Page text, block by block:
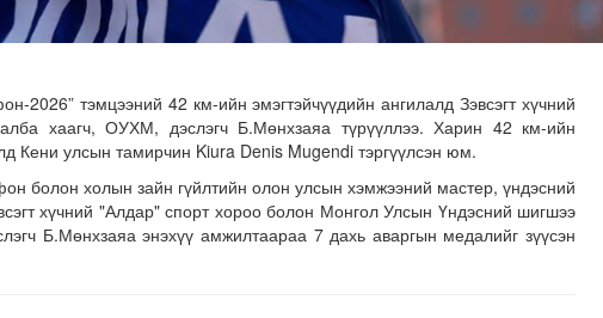
2026” тэмцээний 42 км-ийн эмэгтэйчүүдийн ангилалд Зэвсэгт хүчний
хаагч, ОУХМ, дэслэгч Б.Мөнхзаяа түрүүллээ. Харин 42 км-ийн
Кени улсын тамирчин Kiura Denis Mugendi тэргүүлсэн юм.
болон холын зайн гүйлтийн олон улсын хэмжээний мастер, үндэсний
хүчний "Алдар" спорт хороо болон Монгол Улсын Үндэсний шигшээ
Б.Мөнхзаяа энэхүү амжилтаараа 7 дахь аваргын медалийг зүүсэн